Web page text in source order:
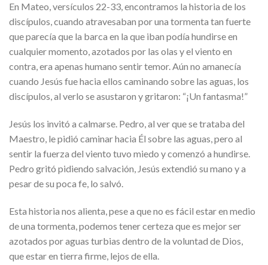
En Mateo, versículos 22-33, encontramos la historia de los
discípulos, cuando atravesaban por una tormenta tan fuerte
que parecía que la barca en la que iban podía hundirse en
cualquier momento, azotados por las olas y el viento en
contra, era apenas humano sentir temor. Aún no amanecía
cuando Jesús fue hacia ellos caminando sobre las aguas, los
discípulos, al verlo se asustaron y gritaron: “¡Un fantasma!”
Jesús los invitó a calmarse. Pedro, al ver que se trataba del
Maestro, le pidió caminar hacia Él sobre las aguas, pero al
sentir la fuerza del viento tuvo miedo y comenzó a hundirse.
Pedro gritó pidiendo salvación, Jesús extendió su mano y a
pesar de su poca fe, lo salvó.
Esta historia nos alienta, pese a que no es fácil estar en medio
de una tormenta, podemos tener certeza que es mejor ser
azotados por aguas turbias dentro de la voluntad de Dios,
que estar en tierra firme, lejos de ella.